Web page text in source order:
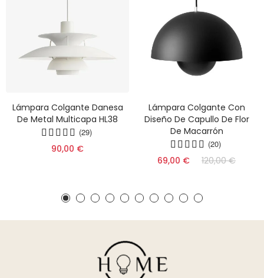
Lámpara Colgante Danesa
De Metal Multicapa HL38
(29)
90,00 €
Lámpara Colgante Con
Diseño De Capullo De Flor
De Macarrón
(20)
69,00 € 120,00 €